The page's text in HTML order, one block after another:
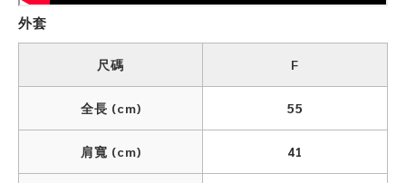
外套
尺碼 F
全長 (cm) 55
肩寬 (cm) 41